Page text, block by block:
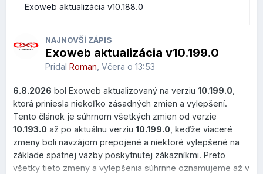
V zozname správ pribudlo novéQuick Actions menu
ktoré sa zobrazí po prejdení kurzorom myši nad správou.
otvorenia emailu.
Čo to prináša?
menej kliknutí,
rýchlejšie triedenie pošty,
pohodlnejšia práca vo veľkých schránkach.
Exoweb aktualizácia v10.188.0
NAJNOVŠÍ ZÁPIS
Exoweb aktualizácia v10.199.0
Pridal Roman Včera o 13:53
6.8.2026 bol Exoweb aktualizovaný na verziu 10.199.0
ktorá priniesla niekoľko zásadných zmien a vylepšení.
Tento článok je súhrnom všetkých zmien od verzie
10.193.0 až po aktuálnu verziu 10.199.0 , keďže viaceré
zmeny boli navzájom prepojené a niektoré vylepšené na
základe spätnej väzby poskytnutej zákazníkmi. Preto
všetky tieto zmeny a vylepšenia súhrnne oznamujeme až v